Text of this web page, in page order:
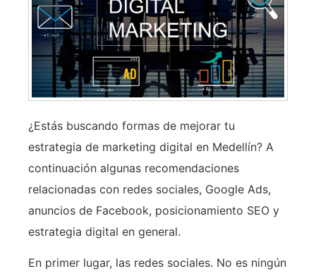
¿Estás buscando formas de mejorar tu
estrategia de marketing digital en Medellín? A
continuación algunas recomendaciones
relacionadas con redes sociales, Google Ads,
anuncios de Facebook, posicionamiento SEO y
estrategia digital en general.
En primer lugar, las redes sociales. No es ningún